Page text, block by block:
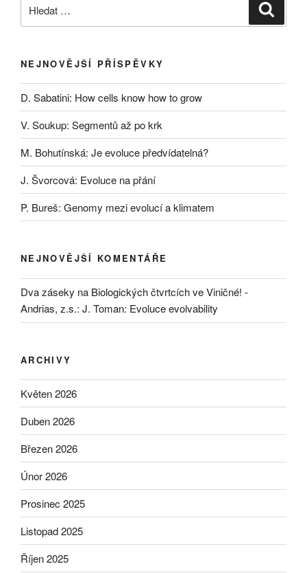
NEJNOVĚJŠÍ PŘÍSPĚVKY
D. Sabatini: How cells know how to grow
V. Soukup: Segmentů až po krk
M. Bohutínská: Je evoluce předvídatelná?
J. Švorcová: Evoluce na přání
P. Bureš: Genomy mezi evolucí a klimatem
NEJNOVĚJŠÍ KOMENTÁŘE
Dva záseky na Biologických čtvrtcích ve Viničné! -
Andrias, z.s.: J. Toman: Evoluce evolvability
ARCHIVY
Květen 2026
Duben 2026
Březen 2026
Únor 2026
Prosinec 2025
Listopad 2025
Říjen 2025